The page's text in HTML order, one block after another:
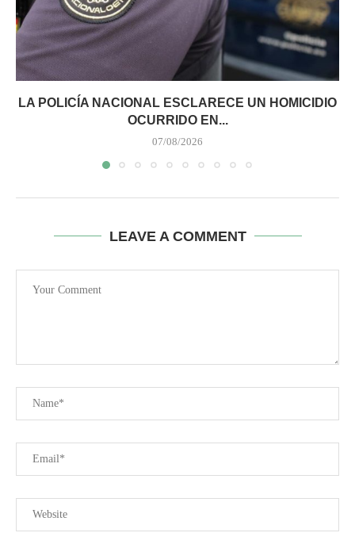
LA POLICÍA NACIONAL ESCLARECE UN HOMICIDIO
OCURRIDO EN...
07/08/2026
LEAVE A COMMENT